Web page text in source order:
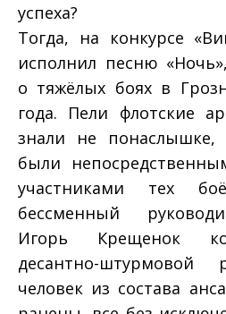
успеха?
Тогда, на конкурсе
исполнил песню
о тяжёлых боях в
года. Пели флотские
знали не
были
участниками тех
бессменный
Игорь Крещенок
десантно-штурмовой
человек из состава